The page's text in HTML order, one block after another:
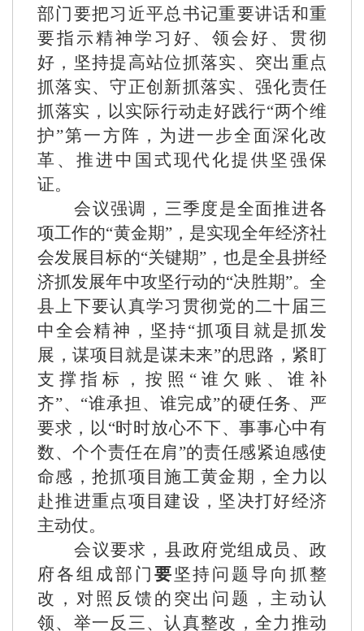
部门要把习近平总书记重要讲话和重
要指示精神学习好、领会好、贯彻
好，坚持提高站位抓落实、突出重点
抓落实、守正创新抓落实、强化责任
抓落实， 以实际行动走好践行“两个维
护”第一方阵，为进一步全面深化改
革、推进中国式现代化提供坚强保
证。
会议强调 ， 三季度是全面推进各
项工作的“黄金期”，是实现全年经济社
会发展目标的“关键期”，也是全县拼经
济抓发展年中攻坚行动的“决胜期”。全
县上下要认真学习贯彻党的二十届三
中全会精神，坚持“抓项目就是抓发
展，谋项目就是谋未来”的思路，紧盯
支撑指标，按照“谁欠账、谁补
齐”、“谁承担、谁完成”的硬任务、严
要求，以“时时放心不下、事事心中有
数、个个责任在肩”的责任感紧迫感使
命感，抢抓项目施工黄金期，全力以
赴推进重点项目建设，坚决打好经济
主动仗。
会议要求， 县政府党组成员、政
府各组成部门 要 坚持问题导向抓整
改，对照反馈的突出问题，主动认
领、举一反三、认真整改，全力推动